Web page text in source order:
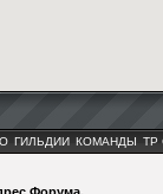
ГИЛЬДИИ КОМАНДЫ ТР